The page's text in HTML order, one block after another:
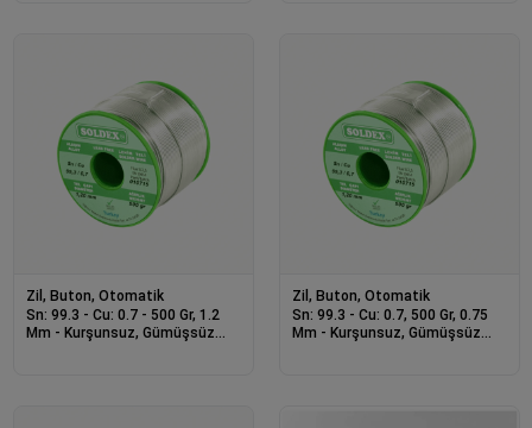
Zil, Buton, Otomatik
Sn: 99.3 - Cu: 0.7 - 500 Gr, 1.2
Mm - Kurşunsuz, Gümüşsüz
Zil, Buton, Otomatik
Sn: 99.3 - Cu: 0.7, 500 Gr, 0.75
Mm - Kurşunsuz, Gümüşsüz